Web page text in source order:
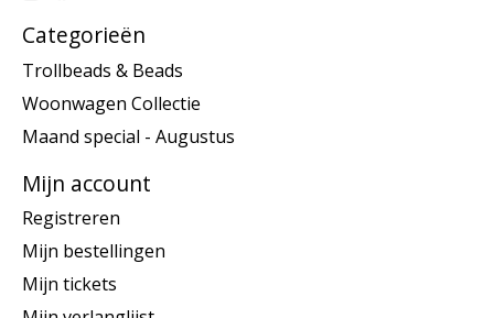
Categorieën
Trollbeads & Beads
Woonwagen Collectie
Maand special - Augustus
Mijn account
Registreren
Mijn bestellingen
Mijn tickets